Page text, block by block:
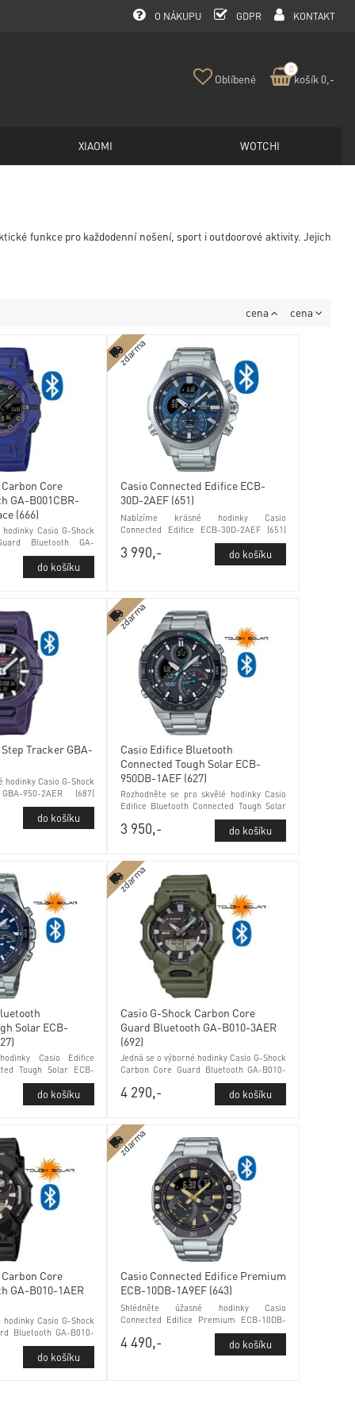
funkce pro každodenní nošení, sport i outdoorové aktivity. Jejich
cena cena
Core
GA-B001CBR-
(666)
Casio G-Shock
Bluetooth GA-
(666) tichý
Casio Connected Edifice ECB-
30D-2AEF (651)
Nabízíme krásné hodinky Casio
Connected Edifice ECB-30D-2AEF (651)
tichý režim a minerálním sklem
zdarma
3 990,-
Tracker GBA-
hodinky Casio G-Shock
950-2AER (687)
sklem
Casio Edifice Bluetooth
Connected Tough Solar ECB-
950DB-1AEF (627)
Rozhodněte se pro skvělé hodinky Casio
Edifice Bluetooth Connected Tough Solar
ECB-950DB-1AEF (627) kontrola stavu
baterie a minerálním sklem
zdarma
3 950,-
Solar ECB-
Casio Edifice
Tough Solar ECB-
kontrola stavu baterie
Casio G-Shock Carbon Core
Guard Bluetooth GA-B010-3AER
(692)
Jedná se o výborné hodinky Casio G-Shock
Carbon Core Guard Bluetooth GA-B010-
3AER (692) tichý režim a minerálním
sklem
zdarma
4 290,-
Core
GA-B010-1AER
Casio G-Shock
Bluetooth GA-B010-
režim a minerálním
Casio Connected Edifice Premium
ECB-10DB-1A9EF (643)
Shlédněte úžasné hodinky Casio
Connected Edifice Premium ECB-10DB-
1A9EF (643) Phone Finder a minerálním
sklem
zdarma
4 490,-
XIAOMI WOTCHI
O NÁKUPU GDPR KONTAKT
Oblíbené
0
košík 0,-